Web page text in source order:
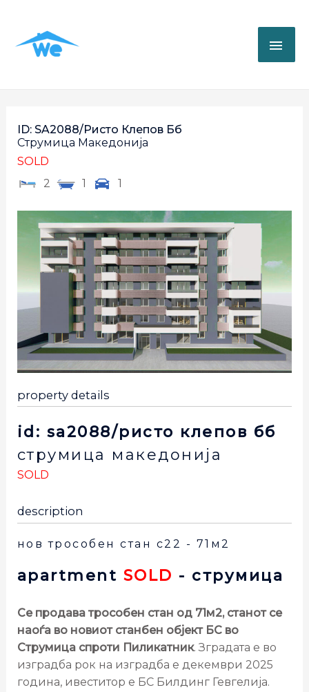
ID: SA2088/Ристо Клепов Бб
Струмица Македонија
SOLD
2
1 1
property details
id: sa2088/ристо клепов бб
струмица македонија
SOLD
description
нов трособен стан с22 - 71м2
apartment SOLD - струмица
Се продава трособен стан од 71м2, станот се
наоѓа во новиот станбен објект БС во
Струмица спроти Пиликатник. Зградата е во
изградба рок на изградба е декември 2025
година, ивеститор е БС Билдинг Гевгелија.